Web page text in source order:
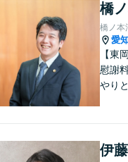
橋
橋ノ本
愛
【東
慰謝
やり
伊